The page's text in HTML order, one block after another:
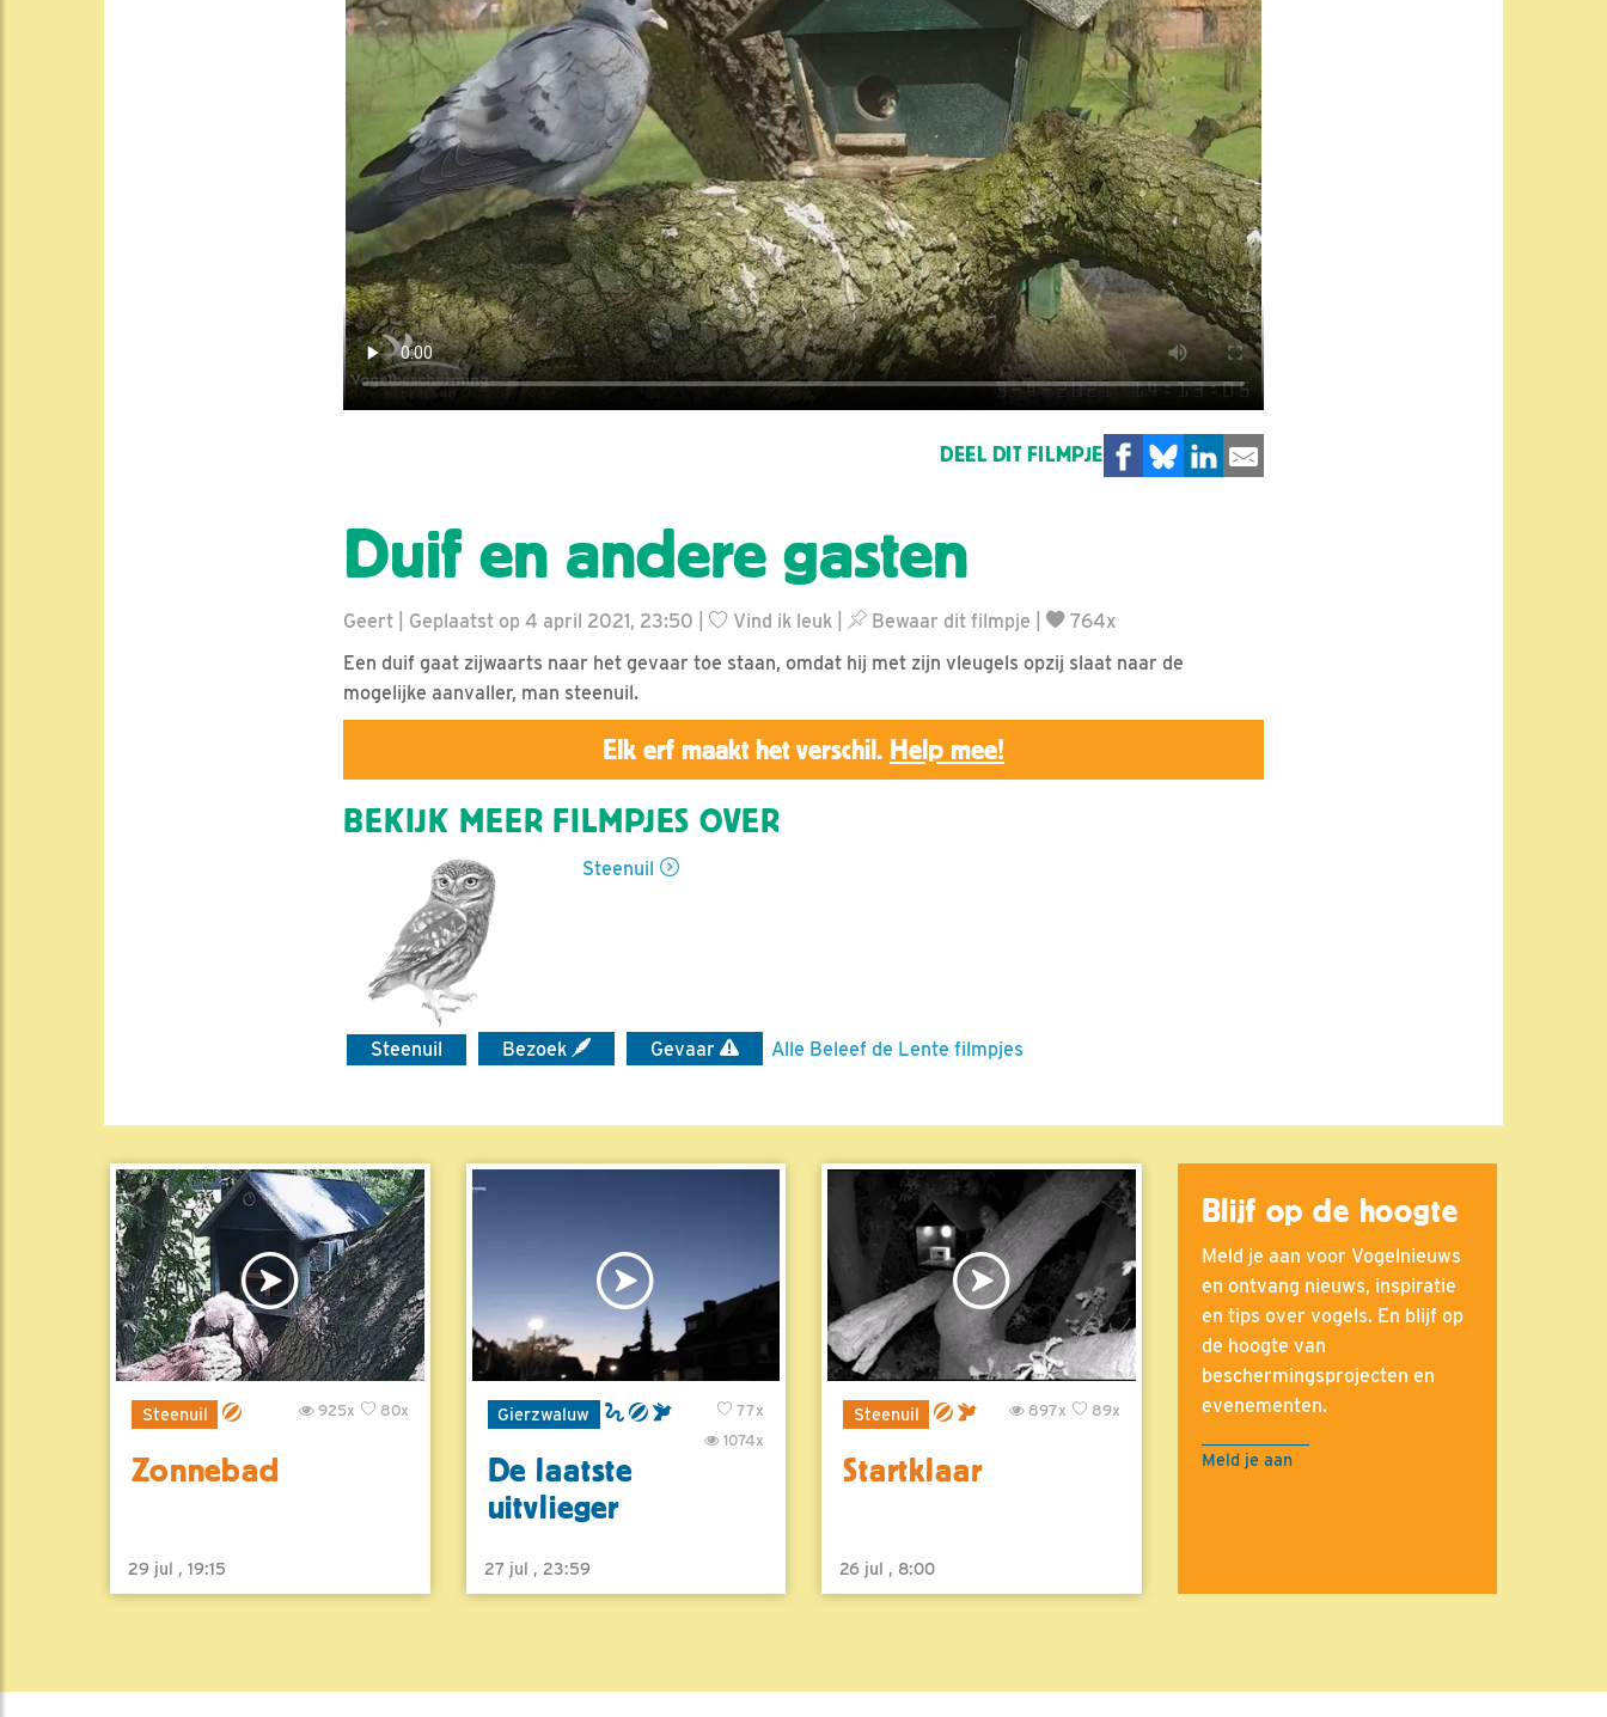
DEEL DIT FILMPJE
Duif en andere gasten
Geert | Geplaatst op 4 april 2021, 23:50 | Vind ik leuk Bewaar dit filmpje
764x
Een duif gaat zijwaarts naar het gevaar toe staan, omdat hij met zijn vleugels opzij slaat naar de
mogelijke aanvaller, man steenuil.
Elk erf maakt het verschil. Help mee!
BEKIJK MEER FILMPJES OVER
Steenuil
Steenuil Bezoek Gevaar Alle Beleef de Lente filmpjes
Steenuil 80x
925x
Zonnebad
29 jul , 19:15
Gierzwaluw
77x
1074x
De laatste
uitvlieger
27 jul , 23:59
Steenuil 89x
897x
Startklaar
26 jul , 8:00
Blijf op de hoogte
Meld je aan voor Vogelnieuws
en ontvang nieuws, inspiratie
en tips over vogels. En blijf op
de hoogte van
beschermingsprojecten en
evenementen.
Meld je aan